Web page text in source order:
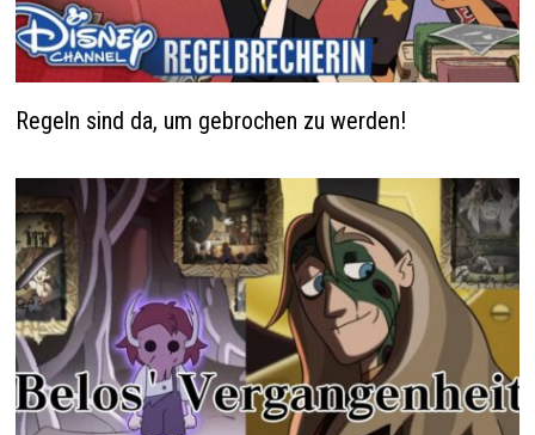
Regeln sind da, um gebrochen zu werden!